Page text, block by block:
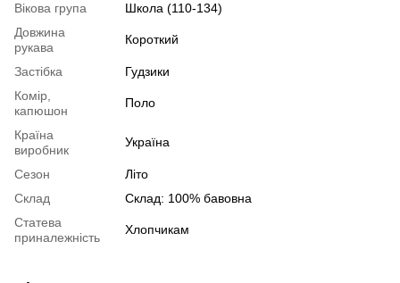
Вікова група
Школа (110-134)
Довжина
рукава
Короткий
Застібка
Гудзики
Комір,
капюшон
Поло
Країна
виробник
Україна
Сезон
Літо
Склад
Склад: 100% бавовна
Статева
приналежність
Хлопчикам